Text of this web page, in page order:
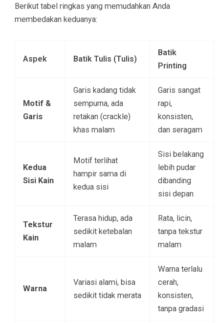
Berikut tabel ringkas yang memudahkan Anda
membedakan keduanya:
Aspek Batik Tulis (Tulis)
Batik
Printing
Motif &
Garis
Garis kadang tidak
sempurna, ada
retakan (crackle)
khas malam
Garis sangat
rapi,
konsisten,
dan seragam
Kedua
Sisi Kain
Motif terlihat
hampir sama di
kedua sisi
Sisi belakang
lebih pudar
dibanding
sisi depan
Tekstur
Kain
Terasa hidup, ada
sedikit ketebalan
malam
Rata, licin,
tanpa tekstur
malam
Warna
Variasi alami, bisa
sedikit tidak merata
Warna terlalu
cerah,
konsisten,
tanpa gradasi